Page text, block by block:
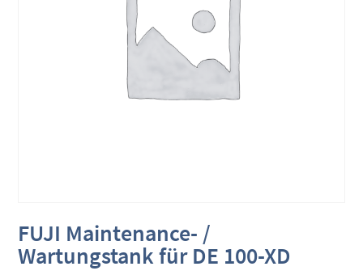
FUJI Maintenance- /
Wartungstank für DE 100-XD